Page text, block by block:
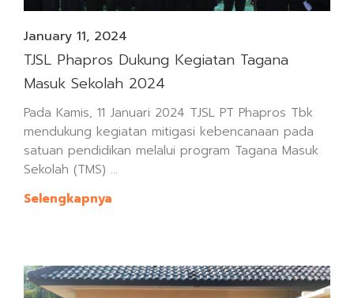
January 11, 2024
TJSL Phapros Dukung Kegiatan Tagana
Masuk Sekolah 2024
Pada Kamis, 11 Januari 2024 TJSL PT Phapros Tbk
mendukung kegiatan mitigasi kebencanaan pada
satuan pendidikan melalui program Tagana Masuk
Sekolah (TMS) ...
Selengkapnya